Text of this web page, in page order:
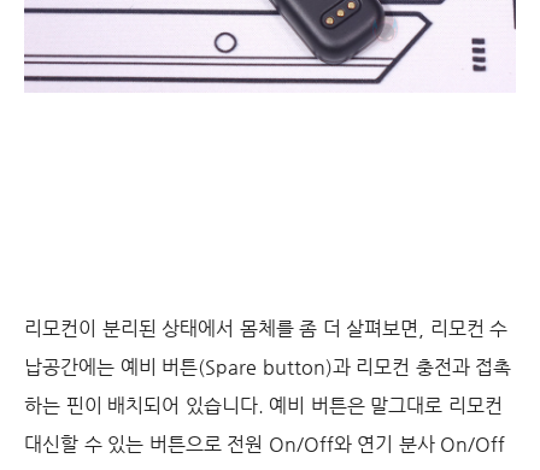
리모컨이 분리된 상태에서 몸체를 좀 더 살펴보면, 리모컨 수
납공간에는 예비 버튼(Spare button)과 리모컨 충전과 접촉
하는 핀이 배치되어 있습니다. 예비 버튼은 말그대로 리모컨
대신할 수 있는 버튼으로 전원 On/Off와 연기 분사 On/Off